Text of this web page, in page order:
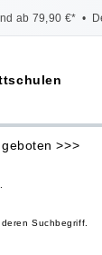
ab 79,90 €* •
>>>
Suchbegriff.